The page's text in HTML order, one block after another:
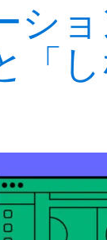
シ
「